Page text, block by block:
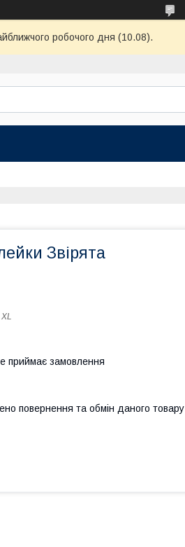
робочого дня (10.08).
Звірята
приймає замовлення
повернення та обмін даного товару